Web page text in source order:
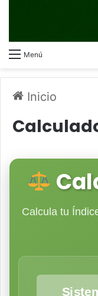
Menú
Inicio
Calcula tu